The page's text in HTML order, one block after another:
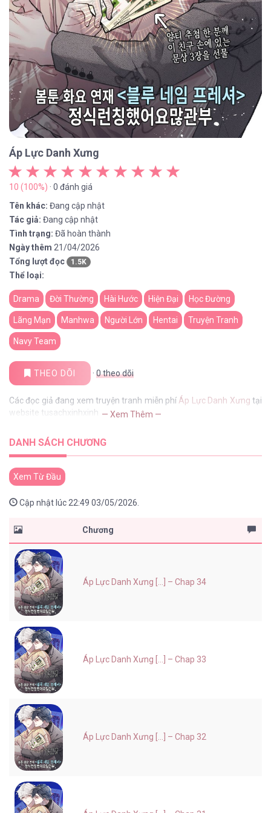
Áp Lực Danh Xưng
10 (100%) · 0 đánh giá
Tên khác: Đang cập nhật
Tác giả: Đang cập nhật
Tình trạng: Đã hoàn thành
Ngày thêm 21/04/2026
Tổng lượt đọc
1.5K
Thể loại:
Drama Đời Thường Hài Hước Hiện Đại Học Đường
Lãng Mạn Manhwa Người Lớn Hentai Truyện Tranh
Navy Team
THEO DÕI · 0theo dõi
Các đọc giả đang xem truyện tranh miễn phí Áp Lực Danh Xưng tại
website tusachxinhxinh — Xem Thêm —
DANH SÁCH CHƯƠNG
Xem Từ Đầu
Cập nhật lúc 22:49 03/05/2026.
Chương
Áp Lực Danh Xưng [...] – Chap 34
Áp Lực Danh Xưng [...] – Chap 33
Áp Lực Danh Xưng [...] – Chap 32